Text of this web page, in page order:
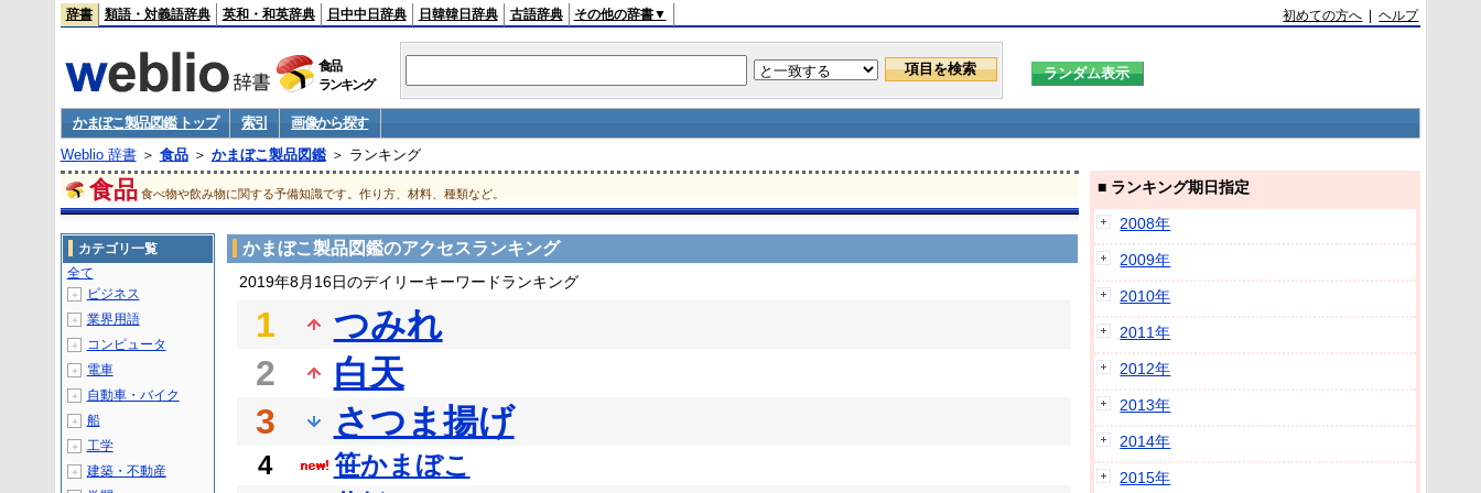
辞書 類語・対義語辞典 英和・和英辞典 日中中日辞典 日韓韓日辞典 古語辞典 その他の辞書▼ 初めての方へ |ヘルプ
食品
ランキング
かまぼこ製品図鑑 トップ 索引
画像から探す
Weblio 辞書＞ 食品＞ かまぼこ製品図鑑＞ ランキング
食品 食べ物や飲み物に関する予備知識です。作り方、材料、種類など。
かまぼこ製品図鑑のアクセスランキング
2019年8月16日のデイリーキーワードランキング
1
つみれ
2
白天
3
さつま揚げ
4
笹かまぼこ
カテゴリ一覧
全て
＋ ビジネス
＋ 業界用語
＋ コンピュータ
＋ 電車
＋ 自動車・バイク
＋ 船
＋ 工学
＋ 建築・不動産
■ ランキング期日指定
2008年
2009年
2010年
2011年
2012年
2013年
2014年
2015年